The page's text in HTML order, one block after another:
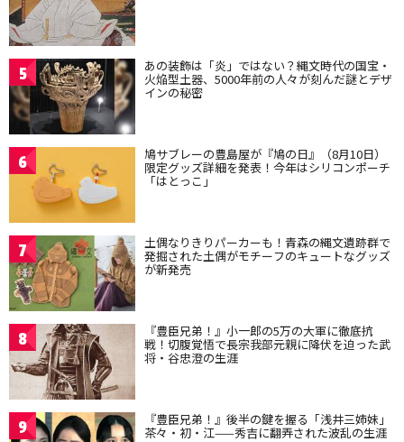
5 あの装飾は「炎」ではない？縄文時代の国宝・
火焔型土器、5000年前の人々が刻んだ謎とデザ
インの秘密
6 鳩サブレーの豊島屋が『鳩の日』（8月10日）
限定グッズ詳細を発表！今年はシリコンポーチ
「はとっこ」
7 土偶なりきりパーカーも！青森の縄文遺跡群で
発掘された土偶がモチーフのキュートなグッズ
が新発売
8 『豊臣兄弟！』小一郎の5万の大軍に徹底抗
戦！切腹覚悟で長宗我部元親に降伏を迫った武
将・谷忠澄の生涯
9 『豊臣兄弟！』後半の鍵を握る「浅井三姉妹」
茶々・初・江——秀吉に翻弄された波乱の生涯